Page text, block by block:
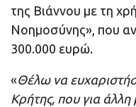
της Βιάννου με τη
Νοημοσύνης», που
300.000 ευρώ.
«Θέλω να
Κρήτης, που για